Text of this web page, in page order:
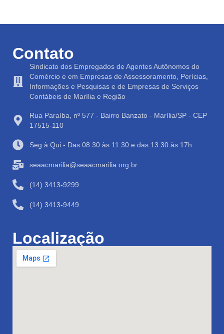
Contato
Sindicato dos Empregados de Agentes Autônomos do
Comércio e em Empresas de Assessoramento, Perícias,
Informações e Pesquisas e de Empresas de Serviços
Contábeis de Marília e Região
Rua Paraíba, nº 577 - Bairro Banzato - Marília/SP - CEP
17515-110
Seg à Qui - Das 08:30 às 11:30 e das 13:30 às 17h
seaacmarilia@seaacmarilia.org.br
(14) 3413-9299
(14) 3413-9449
Localização